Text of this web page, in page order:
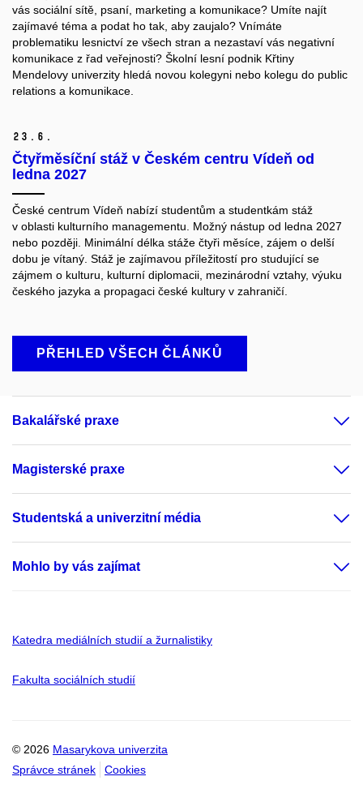
vás sociální sítě, psaní, marketing a komunikace? Umíte najít
zajímavé téma a podat ho tak, aby zaujalo? Vnímáte
problematiku lesnictví ze všech stran a nezastaví vás negativní
komunikace z řad veřejnosti? Školní lesní podnik Křtiny
Mendelovy univerzity hledá novou kolegyni nebo kolegu do public
relations a komunikace.
23. 6.
Čtyřměsíční stáž v Českém centru Vídeň od
ledna 2027
České centrum Vídeň nabízí studentům a studentkám stáž
v oblasti kulturního managementu. Možný nástup od ledna 2027
nebo později. Minimální délka stáže čtyři měsíce, zájem o delší
dobu je vítaný. Stáž je zajímavou příležitostí pro studující se
zájmem o kulturu, kulturní diplomacii, mezinárodní vztahy, výuku
českého jazyka a propagaci české kultury v zahraničí.
PŘEHLED VŠECH ČLÁNKŮ
Bakalářské praxe
Magisterské praxe
Studentská a univerzitní média
Mohlo by vás zajímat
Katedra mediálních studií a žurnalistiky
Fakulta sociálních studií
© 2026 Masarykova univerzita
Správce stránek
Cookies